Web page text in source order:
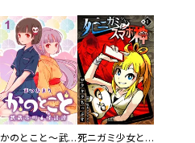
かのとこと～武蔵花町怪話譚～ 【連載版】 死ニガミ少女とスマホ神